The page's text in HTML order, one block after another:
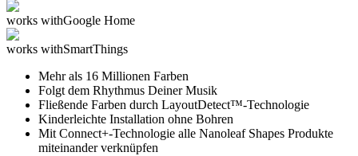
works withGoogle Home
works withSmartThings
Mehr als 16 Millionen Farben
Folgt dem Rhythmus Deiner Musik
Fließende Farben durch LayoutDetect™-Technologie
Kinderleichte Installation ohne Bohren
Mit Connect+-Technologie alle Nanoleaf Shapes Produkte
miteinander verknüpfen